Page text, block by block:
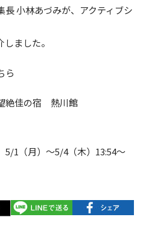
小林あづみが、アクティブシ
ました。
ら
絶佳の宿 熱川館
5/1（月）～5/4（木）13:54～